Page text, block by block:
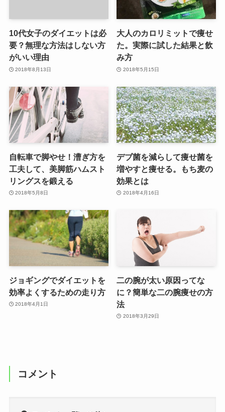
10代女子のダイエットは必
要？無理な方法はしない方
がいい理由
2018年8月13日
大人のカロリミットで痩せ
た。実際に試した結果と飲
み方
2018年5月15日
自転車で脚やせ！漕ぎ方を
工夫して、美脚筋ハムスト
リングスを鍛える
2018年5月8日
デブ菌を減らして痩せ菌を
増やすと痩せる。もち麦の
効果とは
2018年4月16日
ジョギングでダイエットを
効率よくするための走り方
2018年4月1日
二の腕が太い原因ってな
に？簡単な二の腕痩せの方
法
2018年3月29日
コメント